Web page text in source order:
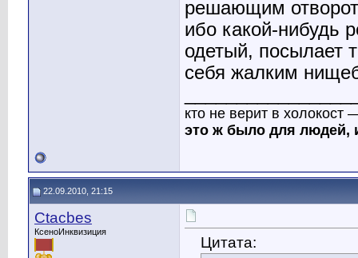
решающим
ибо какой-нибудь
одетый, посылает
себя жалким
кто не верит в холокост
это ж было для людей,
22.09.2010, 21:15
Ctacbes
КсеноИнквизиция
Цитата: